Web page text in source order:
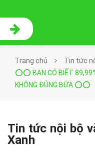
Trang chủ
Tin tức
⭕⭕ BẠN CÓ BIẾT
KHÔNG ĐÚNG BỮA ⭕⭕
Tin tức nội bộ
Xanh